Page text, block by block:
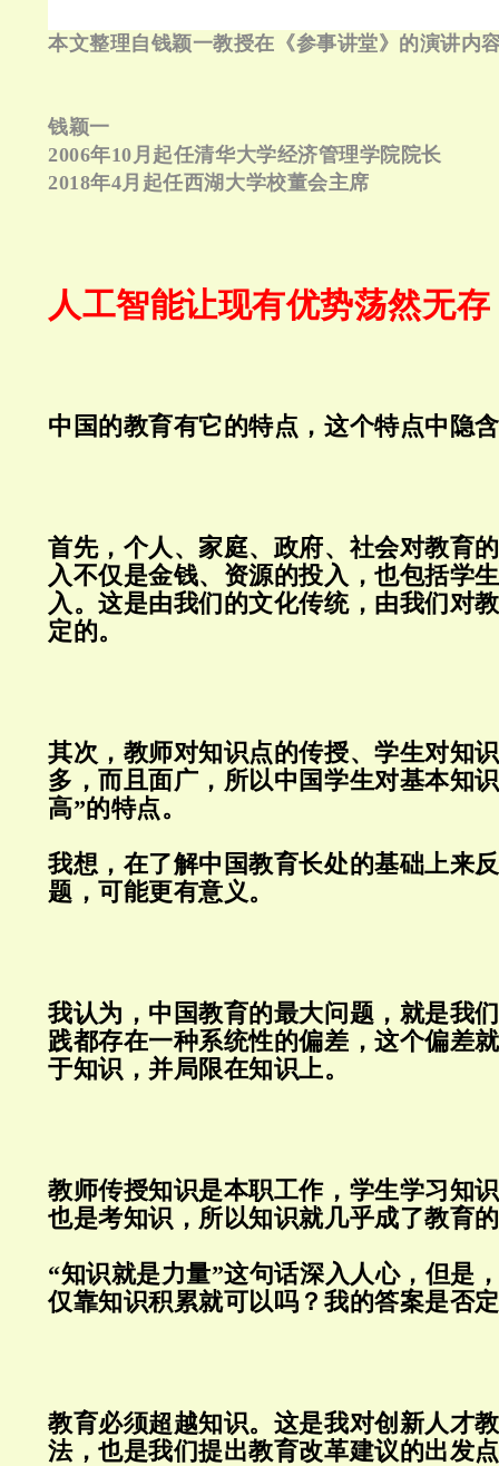
本文整理自钱颖一教授在《参事讲堂》的演讲内
钱颖一
2006年10月起任清华大学经济管理学院院长
2018年4月起任西湖大学校董会主席
人工智能让现有优势荡然无存
中国的教育有它的特点，这个特点中隐
首先，个人、家庭、政府、社会对教育
入不仅是金钱、资源的投入，也包括学
入。这是由我们的文化传统，由我们对
定的。
其次，教师对知识点的传授、学生对知
多，而且面广，所以中国学生对基本知
高”的特点。
我想，在了解中国教育长处的基础上来
题，可能更有意义。
我认为，中国教育的最大问题，就是我
践都存在一种系统性的偏差，这个偏差
于知识，并局限在知识上。
教师传授知识是本职工作，学生学习知
也是考知识，所以知识就几乎成了教育
“知识就是力量”这句话深入人心，但是
仅靠知识积累就可以吗？我的答案是否
教育必须超越知识。这是我对创新人才
法，也是我们提出教育改革建议的出发